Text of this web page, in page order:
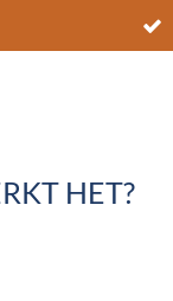
HET?